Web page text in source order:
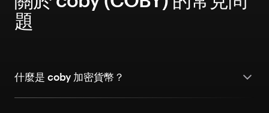
題
什麼是 coby 加密貨幣？